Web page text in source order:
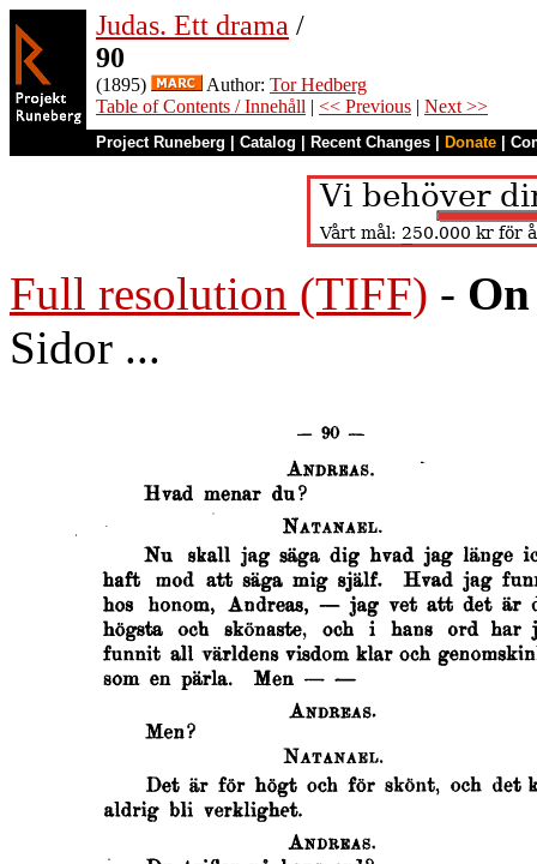
Judas. Ett drama /
90
(1895) Author: Tor Hedberg
Table of Contents / Innehåll | << Previous | Next >>
Project Runeberg Catalog Recent Changes Donate
Full resolution (TIFF) -
Sidor ...